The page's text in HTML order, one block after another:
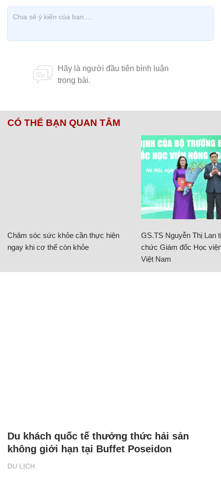
CÓ THỂ BẠN QUAN TÂM
Chăm sóc sức khỏe cần thực hiện
ngay khi cơ thể còn khỏe
GS.TS Nguyễn Thị Lan
chức Giám đốc Học
Việt Nam
DU LỊCH
Du khách quốc tế thưởng thức hải sản
không giới hạn tại Buffet Poseidon